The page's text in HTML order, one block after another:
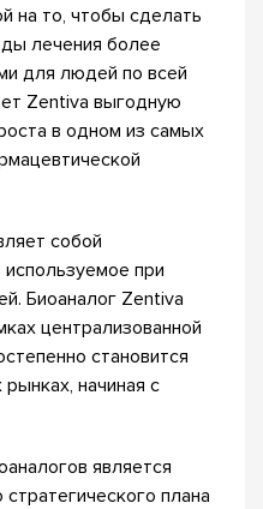
на то, чтобы сделать
лечения более
для людей по всей
Zentiva выгодную
в одном из самых
собой
при
Биоаналог Zentiva
централизованной
становится
начиная с
является
плана